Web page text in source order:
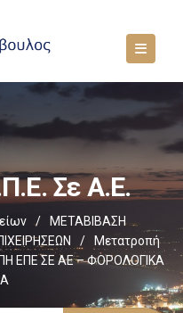
Σε Α.Ε.
/
ΜΕΤΑΒΙΒΑΣΗ
/
Μετατροπή
ΕΠΕ ΣΕ ΑΕ – ΦΟΡΟΛΟΓΙΚΑ